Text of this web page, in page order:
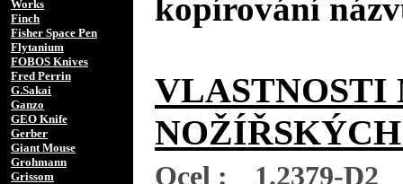
Works
Finch
Fisher Space Pen
Flytanium
FOBOS Knives
Fred Perrin
G.Sakai
Ganzo
GEO Knife
Gerber
Giant Mouse
Grohmann
Grissom
kopírování
VLASTNOSTI
Ocel :
1.2379-D2